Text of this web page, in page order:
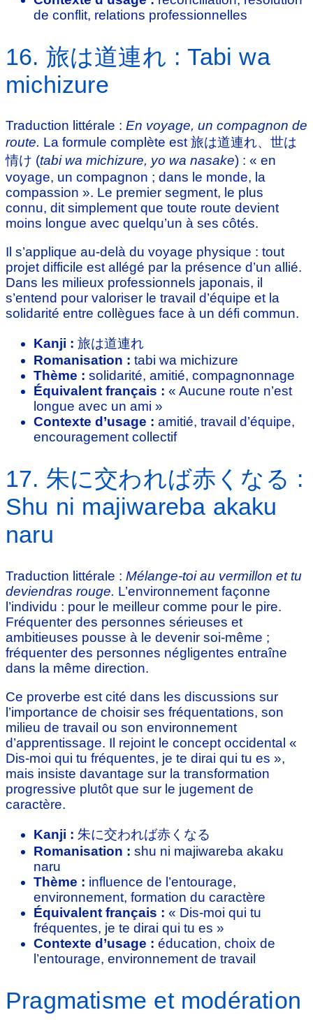
de conflit, relations professionnelles
16. 旅は道連れ : Tabi wa
michizure
Traduction littérale : En voyage, un compagnon de
route. La formule complète est 旅は道連れ、世は
情け (tabi wa michizure, yo wa nasake) : « en
voyage, un compagnon ; dans le monde, la
compassion ». Le premier segment, le plus
connu, dit simplement que toute route devient
moins longue avec quelqu’un à ses côtés.
Il s’applique au-delà du voyage physique : tout
projet difficile est allégé par la présence d’un allié.
Dans les milieux professionnels japonais, il
s’entend pour valoriser le travail d’équipe et la
solidarité entre collègues face à un défi commun.
Kanji : 旅は道連れ
Romanisation : tabi wa michizure
Thème : solidarité, amitié, compagnonnage
Équivalent français : « Aucune route n’est
longue avec un ami »
Contexte d’usage : amitié, travail d’équipe,
encouragement collectif
17. 朱に交われば赤くなる :
Shu ni majiwareba akaku
naru
Traduction littérale : Mélange-toi au vermillon et tu
deviendras rouge. L’environnement façonne
l’individu : pour le meilleur comme pour le pire.
Fréquenter des personnes sérieuses et
ambitieuses pousse à le devenir soi-même ;
fréquenter des personnes négligentes entraîne
dans la même direction.
Ce proverbe est cité dans les discussions sur
l’importance de choisir ses fréquentations, son
milieu de travail ou son environnement
d’apprentissage. Il rejoint le concept occidental «
Dis-moi qui tu fréquentes, je te dirai qui tu es »,
mais insiste davantage sur la transformation
progressive plutôt que sur le jugement de
caractère.
Kanji : 朱に交われば赤くなる
Romanisation : shu ni majiwareba akaku
naru
Thème : influence de l’entourage,
environnement, formation du caractère
Équivalent français : « Dis-moi qui tu
fréquentes, je te dirai qui tu es »
Contexte d’usage : éducation, choix de
l’entourage, environnement de travail
Pragmatisme et modération